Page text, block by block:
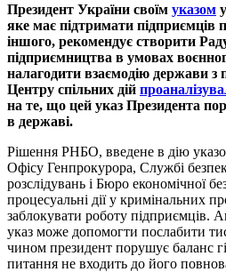
Президент України своїм указом
яке має підтримати підприємців
іншого, рекомендує створити
підприємництва в умовах
налагодити взаємодію держави
Центру спільних дій
на те, що цей указ Президента
в державі.
Рішення РНБО, введене в дію
Офісу Генпрокурора, Службі
розслідувань і Бюро економічної
процесуальні дії у кримінальних
заблокувати роботу підприємців.
указ може допомогти послабити
чином президент порушує баланс
питання не входить до його